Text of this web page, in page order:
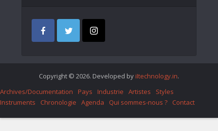
Copyright © 2026. Developed by iItechnology.in.
Archives/Documentation
Pays Industrie Artistes
Styles
Instruments
Chronologie Agenda Qui sommes-nous ? Contact